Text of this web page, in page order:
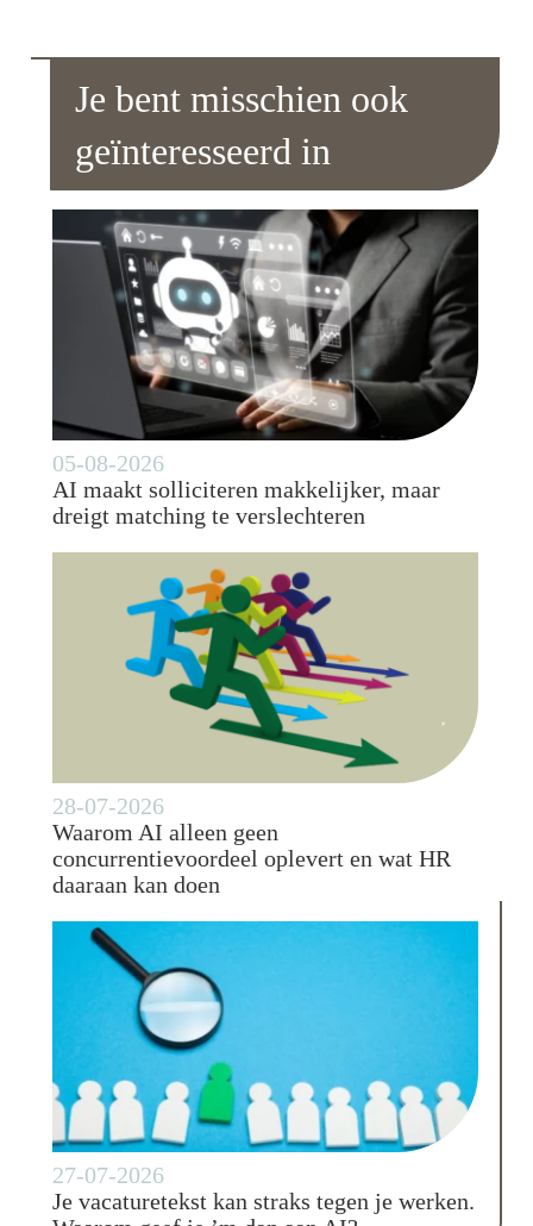
Je bent misschien ook
geïnteresseerd in
05-08-2026
AI maakt solliciteren makkelijker, maar
dreigt matching te verslechteren
28-07-2026
Waarom AI alleen geen
concurrentievoordeel oplevert en wat HR
daaraan kan doen
27-07-2026
Je vacaturetekst kan straks tegen je werken.